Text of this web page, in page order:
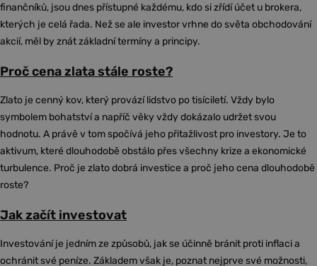
finančníků, jsou dnes přístupné každému, kdo si zřídí účet u brokera,
kterých je celá řada. Než se ale investor vrhne do světa obchodování
akcií, měl by znát základní termíny a principy.
Proč cena zlata stále roste?
Zlato je cenný kov, který provází lidstvo po tisíciletí. Vždy bylo
symbolem bohatství a napříč věky vždy dokázalo udržet svou
hodnotu. A právě v tom spočívá jeho přitažlivost pro investory. Je to
aktivum, které dlouhodobě obstálo přes všechny krize a ekonomické
turbulence. Proč je zlato dobrá investice a proč jeho cena dlouhodobě
roste?
Jak začít investovat
Investování je jedním ze způsobů, jak se účinně bránit proti inflaci a
ochránit své peníze. Základem však je, poznat nejprve své možnosti,